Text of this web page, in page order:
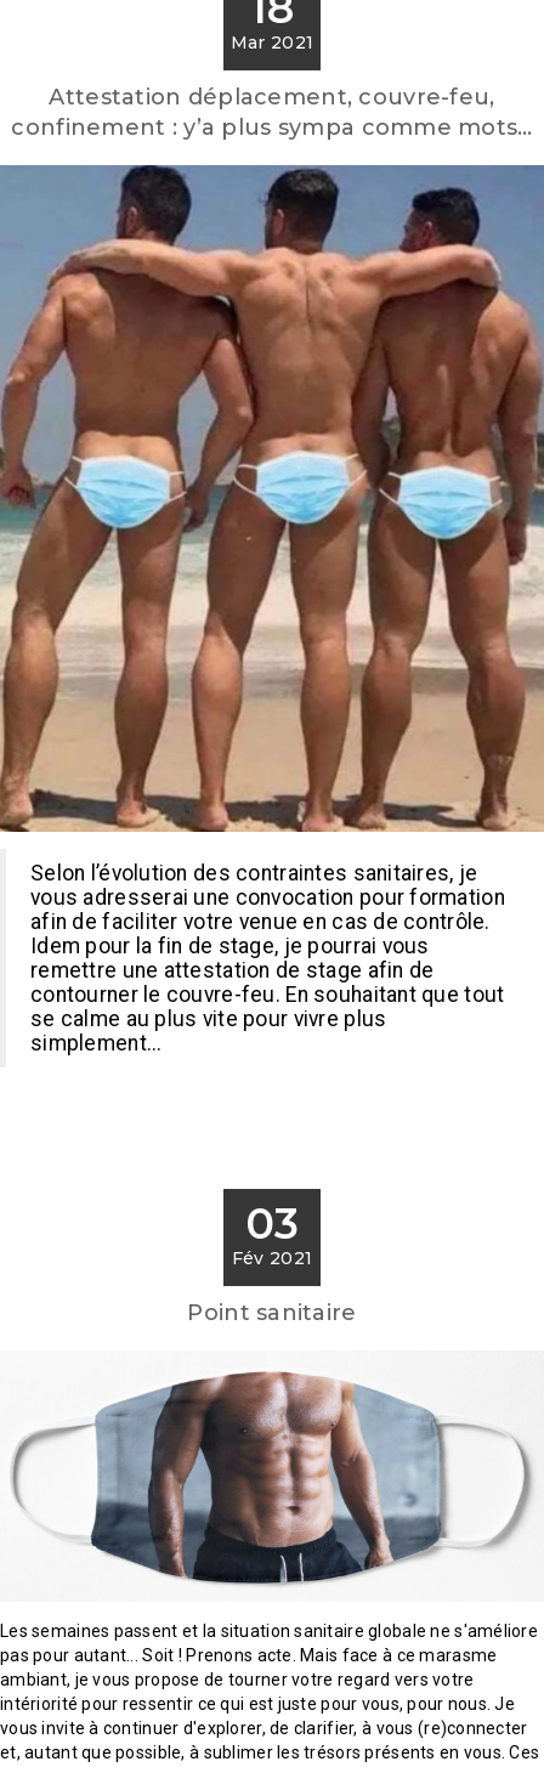
Mar 2021
Attestation déplacement, couvre-feu,
confinement : y’a plus sympa comme mots…
Selon l’évolution des contraintes sanitaires, je
vous adresserai une convocation pour formation
afin de faciliter votre venue en cas de contrôle.
Idem pour la fin de stage, je pourrai vous
remettre une attestation de stage afin de
contourner le couvre-feu. En souhaitant que tout
se calme au plus vite pour vivre plus
simplement...
03
Fév 2021
Point sanitaire
Les semaines passent et la situation sanitaire globale ne s'améliore
pas pour autant... Soit ! Prenons acte. Mais face à ce marasme
ambiant, je vous propose de tourner votre regard vers votre
intériorité pour ressentir ce qui est juste pour vous, pour nous. Je
vous invite à continuer d'explorer, de clarifier, à vous (re)connecter
et, autant que possible, à sublimer les trésors présents en vous. Ces